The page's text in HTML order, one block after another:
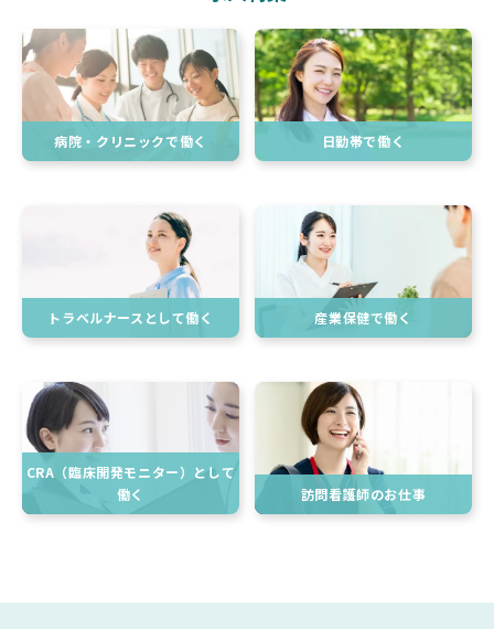
病院・クリニックで働く 日勤帯で働く
トラベルナースとして働く 産業保健で働く
CRA（臨床開発モニター）として
働く
訪問看護師のお仕事